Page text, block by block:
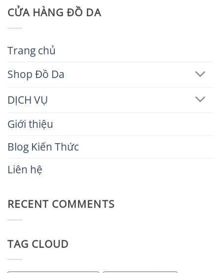
CỬA HÀNG ĐỒ DA
Trang chủ
Shop Đồ Da
DỊCH VỤ
Giới thiệu
Blog Kiến Thức
Liên hệ
RECENT COMMENTS
TAG CLOUD